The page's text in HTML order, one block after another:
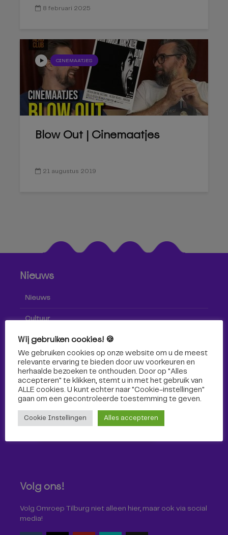
8 februari 2025
CINEMAATJES
Blow Out | Cinemaatjes
21 augustus 2019
Nieuws
Nieuws
Cultuur
Sport
Volg ons!
Volg Omroep Tilburg niet alleen hier, maar ook via social
media!
Wij gebruiken cookies! 🍪
We gebruiken cookies op onze website om u de meest
relevante ervaring te bieden door uw voorkeuren en
herhaalde bezoeken te onthouden. Door op "Alles
accepteren" te klikken, stemt u in met het gebruik van
ALLE cookies. U kunt echter naar "Cookie-instellingen"
gaan om een ​​gecontroleerde toestemming te geven.
Cookie Instellingen Alles accepteren